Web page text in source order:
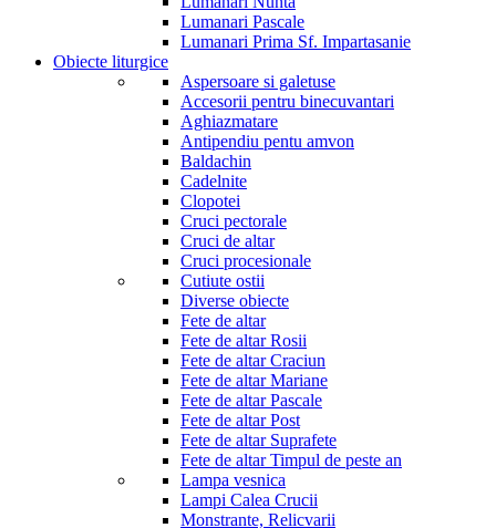
Lumanari Pascale
Lumanari Prima Sf. Impartasanie
Obiecte liturgice
Aspersoare si galetuse
Accesorii pentru binecuvantari
Aghiazmatare
Antipendiu pentu amvon
Baldachin
Cadelnite
Clopotei
Cruci pectorale
Cruci de altar
Cruci procesionale
Cutiute ostii
Diverse obiecte
Fete de altar
Fete de altar Rosii
Fete de altar Craciun
Fete de altar Mariane
Fete de altar Pascale
Fete de altar Post
Fete de altar Suprafete
Fete de altar Timpul de peste an
Lampa vesnica
Lampi Calea Crucii
Monstrante, Relicvarii